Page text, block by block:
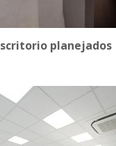
planejados